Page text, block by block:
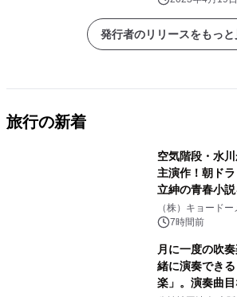
発行者のリリースをもっと
旅行の新着
空気階段・水
主演作！朝ド
立紳の青春小
マジで来い』
（株）キョード
7時間前
月に一度の吹
緒に演奏でき
楽」。演奏曲